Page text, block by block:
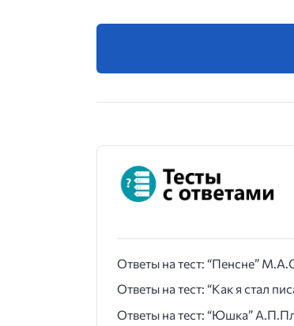
Ответы на тест: “Пенсне”
Ответы на тест: “Как я стал
Ответы на тест: “Юшка”